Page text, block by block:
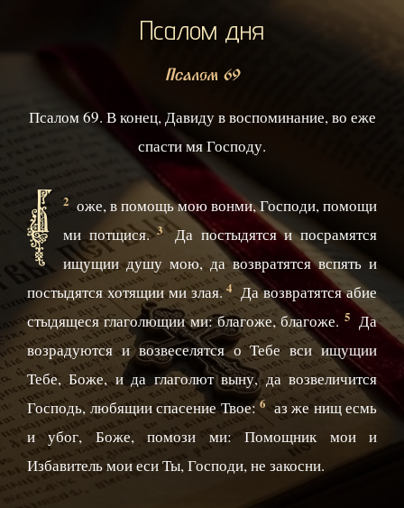
Псалом дня
Псалом 69
Псалом 69. В конец, Давиду в воспоминание, во еже
спасти мя Господу.
2
Б
оже, в помощь мою вонми, Господи, помощи
ми потщися.3 Да постыдятся и посрамятся
ищущии душу мою, да возвратятся вспять и
постыдятся хотящии ми злая.4 Да возвратятся абие
стыдящеся глаголющии ми: благоже, благоже. 5 Да
возрадуются и возвеселятся о Тебе вси ищущии
Тебе, Боже, и да глаголют выну, да возвеличится
Господь, любящии спасение Твое:6 аз же нищ есмь
и убог, Боже, помози ми: Помощник мои и
Избавитель мои еси Ты, Господи, не закосни.